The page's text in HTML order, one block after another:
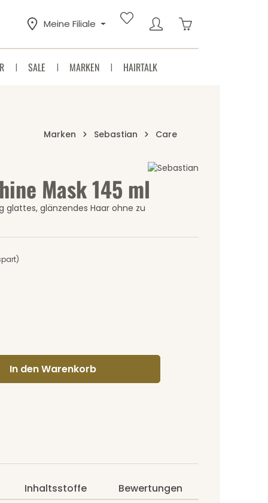
Meine Filiale Warenkorb
SALE MARKEN HAIRTALK
Marken Sebastian Care
Mask 145 ml
glattes, glänzendes Haar ohne zu
Wert ein oder benutze
In den Warenkorb
Inhaltsstoffe Bewertungen